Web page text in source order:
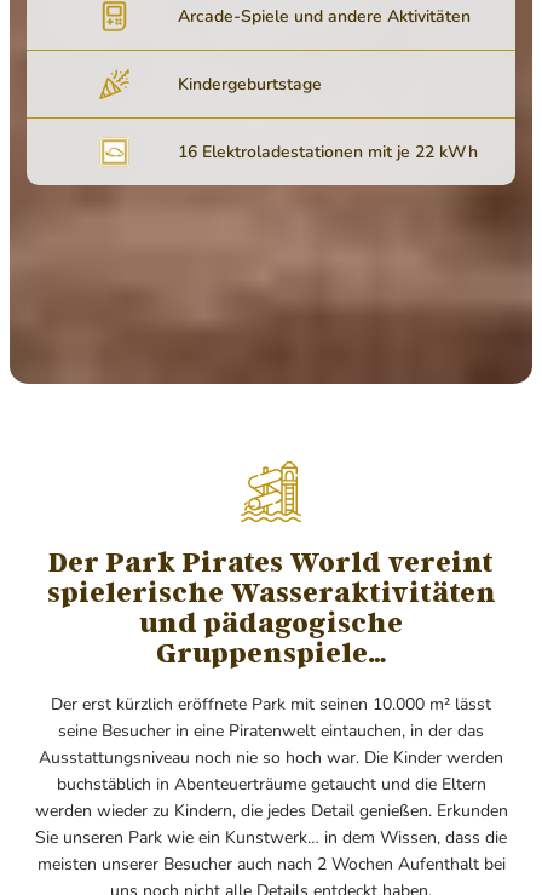
Arcade-Spiele und andere Aktivitäten
Kindergeburtstage
16 Elektroladestationen mit je 22 kWh
Der Park Pirates World vereint
spielerische Wasseraktivitäten
und pädagogische
Gruppenspiele…
Der erst kürzlich eröffnete Park mit seinen 10.000 m² lässt
seine Besucher in eine Piratenwelt eintauchen, in der das
Ausstattungsniveau noch nie so hoch war. Die Kinder werden
buchstäblich in Abenteuerträume getaucht und die Eltern
werden wieder zu Kindern, die jedes Detail genießen. Erkunden
Sie unseren Park wie ein Kunstwerk… in dem Wissen, dass die
meisten unserer Besucher auch nach 2 Wochen Aufenthalt bei